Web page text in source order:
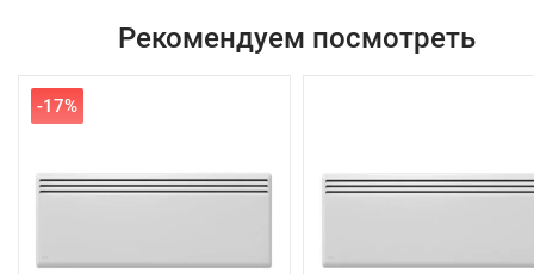
Рекомендуем посмотреть
-17%